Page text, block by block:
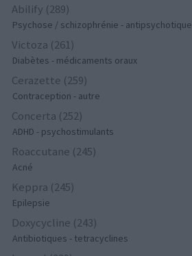
Abilify (289)
Psychose / schizophrénie - antipsychotique
Victoza (261)
Diabètes - médicaments oraux
Cerazette (259)
Contraception - autre
Concerta (252)
ADHD - psychostimulants
Roaccutane (245)
Acné
Keppra (245)
Epilepsie
Doxycycline (243)
Antibiotiques - tetracyclines